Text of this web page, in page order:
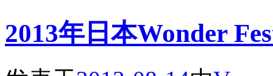
2013年日本Wonder